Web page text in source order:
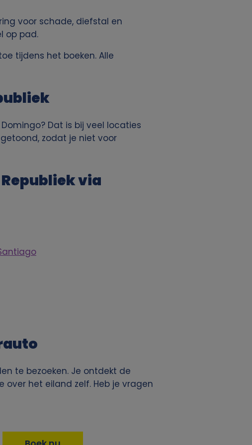
voor schade, diefstal en
op pad.
tijdens het boeken. Alle
Dat is bij veel locaties
zodat je niet voor
via
te bezoeken. Je ontdekt de
het eiland zelf. Heb je vragen